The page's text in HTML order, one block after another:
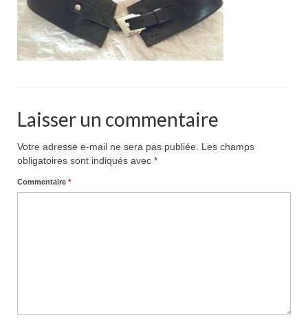
Pour acheter
Contact
Laisser un commentaire
Votre adresse e-mail ne sera pas publiée.
Les champs
obligatoires sont indiqués avec *
Commentaire *